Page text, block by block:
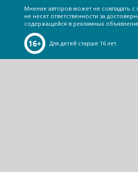
Мнение авторов может не совпадать с
не несет ответственности за
содержащейся в рекламных
Для детей старше 16 лет.